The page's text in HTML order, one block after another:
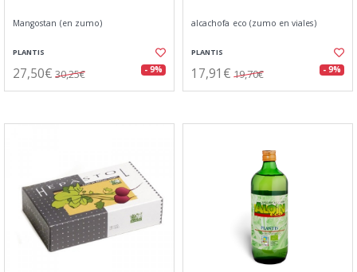
Mangostan (en zumo)
PLANTIS
27,50€ 30,25€ - 9%
alcachofa eco (zumo en viales)
PLANTIS
17,91€ 19,70€ - 9%